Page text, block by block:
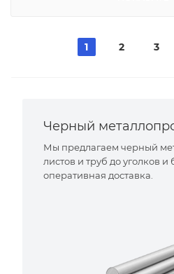
1 2 3
Черный
Мы предлагаем черный
листов и труб до уголков и
оперативная доставка.